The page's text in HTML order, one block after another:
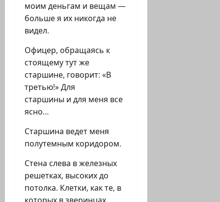
моим деньгам и вещам —
больше я их никогда не
видел.
Офицер, обращаясь к
стоящему тут же
старшине, говорит: «В
третью!» Для
старшины и для меня все
ясно…
Старшина ведет меня
полутемным коридором.
Стена слева в железных
решетках, высоких до
потолка. Клетки, как те, в